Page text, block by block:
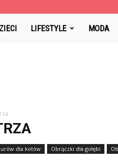
LIFESTYLE MODA
dla kotów Obrączki dla gołębi